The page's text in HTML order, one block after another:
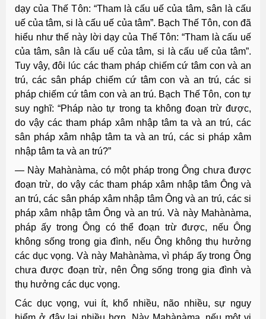
dạy của Thế Tôn: “Tham là cấu uế của tâm, sân là cấu
uế của tâm, si là cấu uế của tâm”. Bạch Thế Tôn, con đã
hiểu như thế này lời dạy của Thế Tôn: “Tham là cấu uế
của tâm, sân là cấu uế của tâm, si là cấu uế của tâm”.
Tuy vậy, đôi lúc các tham pháp chiếm cứ tâm con và an
trú, các sân pháp chiếm cứ tâm con và an trú, các si
pháp chiếm cứ tâm con và an trú. Bạch Thế Tôn, con tự
suy nghĩ: “Pháp nào tự trong ta không đoạn trừ được,
do vậy các tham pháp xâm nhập tâm ta và an trú, các
sân pháp xâm nhập tâm ta và an trú, các si pháp xâm
nhập tâm ta và an trú?”
— Này Mahànàma, có một pháp trong Ông chưa được
đoạn trừ, do vậy các tham pháp xâm nhập tâm Ông và
an trú, các sân pháp xâm nhập tâm Ông và an trú, các si
pháp xâm nhập tâm Ông và an trú. Và này Mahànàma,
pháp ấy trong Ông có thể đoạn trừ được, nếu Ông
không sống trong gia đình, nếu Ông không thụ hưởng
các dục vọng. Và này Mahànàma, vì pháp ấy trong Ông
chưa được đoạn trừ, nên Ông sống trong gia đình và
thụ hưởng các dục vọng.
Các dục vọng, vui ít, khổ nhiều, não nhiều, sự nguy